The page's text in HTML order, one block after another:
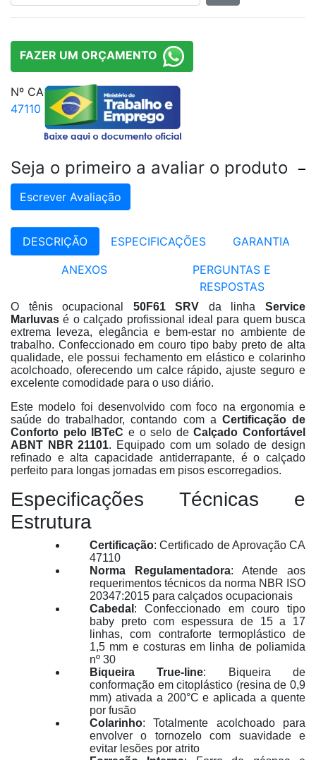
FAZER UM ORÇAMENTO
Nº CA
47110
Seja o primeiro a avaliar o produto
Escrever Avaliação
DESCRIÇÃO ESPECIFICAÇÕES
GARANTIA
ANEXOS
PERGUNTAS E
RESPOSTAS
O tênis ocupacional 50F61 SRV da linhaService
Marluvas é o calçado profissional ideal para quem busca
extrema leveza, elegância e bem-estar no ambiente de
trabalho. Confeccionado em couro tipo baby preto de alta
qualidade, ele possui fechamento em elástico e colarinho
acolchoado, oferecendo um calce rápido, ajuste seguro e
excelente comodidade para o uso diário.
Este modelo foi desenvolvido com foco na ergonomia e
saúde do trabalhador, contando com a Certificação de
Conforto pelo IBTeC e o selo deCalçado Confortável
ABNT NBR 21101. Equipado com um solado de design
refinado e alta capacidade antiderrapante, é o calçado
perfeito para longas jornadas em pisos escorregadios.
Especificações Técnicas e
Estrutura
Certificação: Certificado de Aprovação CA
47110
Norma Regulamentadora: Atende aos
requerimentos técnicos da norma NBR ISO
20347:2015 para calçados ocupacionais
Cabedal : Confeccionado em couro tipo
baby preto com espessura de 15 a 17
linhas, com contraforte termoplástico de
1,5 mm e costuras em linha de poliamida
nº 30
Biqueira True-line: Biqueira de
conformação em citoplástico (resina de 0,9
mm) ativada a 200°C e aplicada a quente
por fusão
Colarinho: Totalmente acolchoado para
envolver o tornozelo com suavidade e
evitar lesões por atrito